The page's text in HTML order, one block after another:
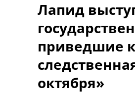
Лапид
приведшие
октября»